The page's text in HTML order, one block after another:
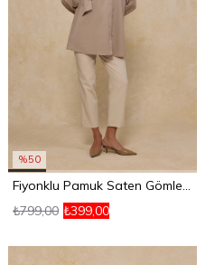
%50
Fiyonklu Pamuk Saten Gömlek Gri
₺399,00
₺799,00